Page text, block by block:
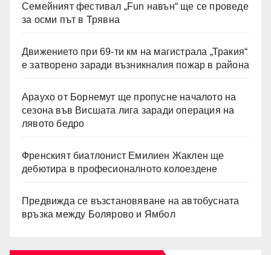
Семейният фестивал „Fun навън“ ще се проведе
за осми път в Трявна
Движението при 69-ти км на магистрала „Тракия“
е затворено заради възникналия пожар в района
Араухо от Борнемут ще пропусне началото на
сезона във Висшата лига заради операция на
лявото бедро
Френският биатлонист Емилиен Жаклен ще
дебютира в професионалното колоездене
Предвижда се възстановяване на автобусната
връзка между Болярово и Ямбол